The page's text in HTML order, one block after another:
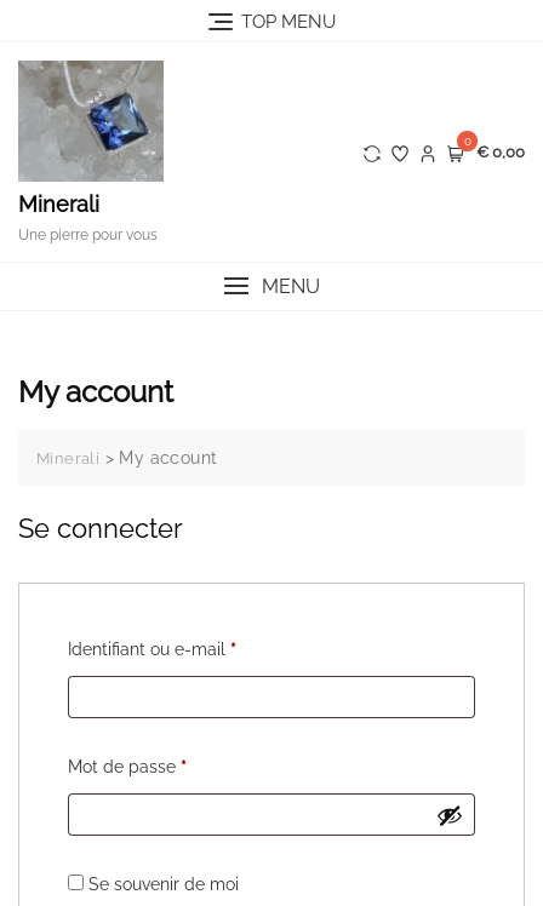
content
TOP MENU
Minerali
Une pierre pour vous
0
€ 0,00
MENU
My account
Minerali > My account
Se connecter
Identifiant ou e-mail *
Mot de passe *
Se souvenir de moi